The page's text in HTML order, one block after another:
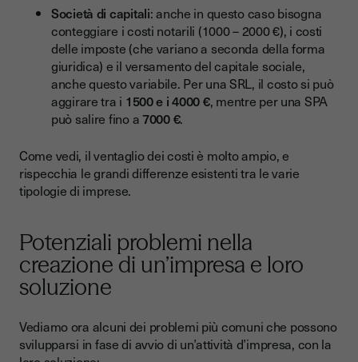
Società di capitali: anche in questo caso bisogna
conteggiare i costi notarili (1000 – 2000 €), i costi
delle imposte (che variano a seconda della forma
giuridica) e il versamento del capitale sociale,
anche questo variabile. Per una SRL, il costo si può
aggirare tra i 1500 e i 4000 €, mentre per una SPA
può salire fino a7000 €.
Come vedi, il ventaglio dei costi è molto ampio, e
rispecchia le grandi differenze esistenti tra le varie
tipologie di imprese.
Potenziali problemi nella
creazione di un’impresa e loro
soluzione
Vediamo ora alcuni dei problemi più comuni che possono
svilupparsi in fase di avvio di un’attività d’impresa, con la